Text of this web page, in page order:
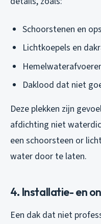
Schoorstenen en
Lichtkoepels en
Daklood dat niet
Deze plekken zijn
afdichting niet
een schoorsteen or
water door te laten.
4. Installatie- en
Een dak dat niet